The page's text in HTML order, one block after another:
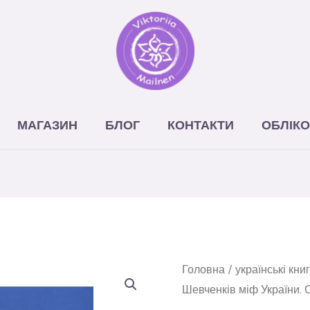
МАГАЗИН БЛОГ КОНТАКТИ
Головна/ українські
Шевченків міф України.